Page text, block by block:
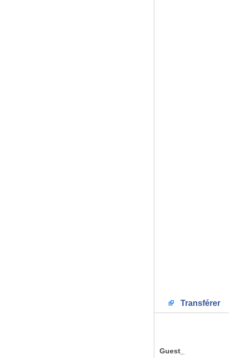
Transférer
Guest_